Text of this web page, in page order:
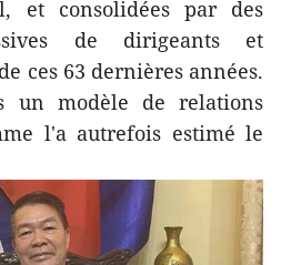
et consolidées par des
de dirigeants et
ces 63 dernières années.
un modèle de relations
l'a autrefois estimé le